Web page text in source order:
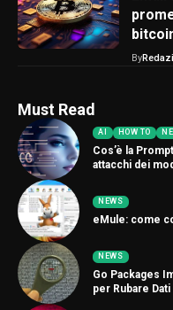
By
Must Read
AI HOW TO
Cos’è la
attacchi dei
NEWS
eMule: come
NEWS
Go Packages
per Rubare